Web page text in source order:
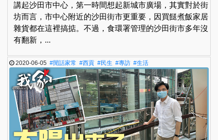
講起沙田市中心，第一時間想起新城市廣場，其實對於街
坊而言，市中心附近的沙田街市更重要，因買餸煮飯家居
雜貨都在這裡搞掂。不過，食環署管理的沙田街市多年沒
有翻新，...
2020-06-05#閒話家常 #西貢 #民生 #專訪 #生活